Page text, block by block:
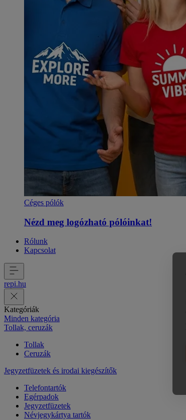
Céges pólók
Nézd meg logózható pólóinkat!
Rólunk
Kapcsolat
repi.hu
Kategóriák
Minden kategória
Tollak, ceruzák
Tollak
Ceruzák
Jegyzetfüzetek és irodai kiegészítők
Telefontartók
Egérpadok
Jegyzetfüzetek
Névjegykártya tartók